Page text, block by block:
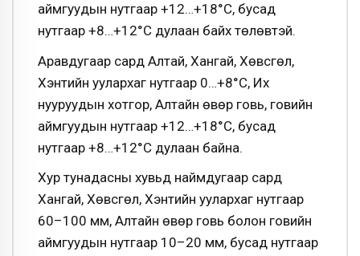
аймгуудын нутгаар +12…+18°С, бусад
нутгаар +8…+12°С дулаан байх төлөвтэй.
Аравдугаар сард Алтай, Хангай, Хөвсгөл,
Хэнтийн уулархаг нутгаар 0…+8°С, Их
нууруудын хотгор, Алтайн өвөр говь, говийн
аймгуудын нутгаар +12…+18°С, бусад
нутгаар +8…+12°С дулаан байна.
Хур тунадасны хувьд наймдугаар сард
Хангай, Хөвсгөл, Хэнтийн уулархаг нутгаар
60–100 мм, Алтайн өвөр говь болон говийн
аймгуудын нутгаар 10–20 мм, бусад нутгаар